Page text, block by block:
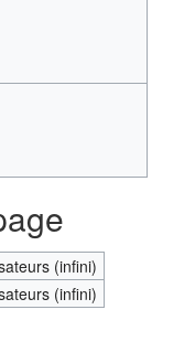
(infini)
(infini)